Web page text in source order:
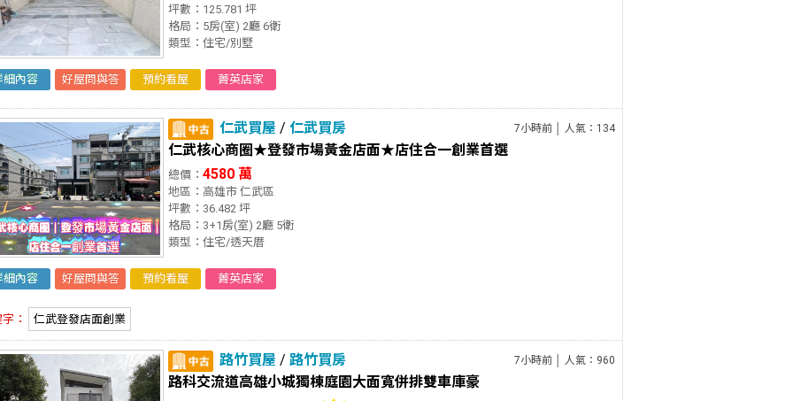
坪數：125.781 坪
格局：5房(室) 2廳 6衛
類型：住宅/別墅
細內容 好屋問與答 預約看屋 菁英店家
仁武買屋 / 仁武買房 7小時前 │ 人氣：134
仁武核心商圈★登發市場黃金店面★店住合一創業首選
總價： 4580 萬
地區：高雄市 仁武區
坪數：36.482 坪
格局：3+1房(室) 2廳 5衛
類型：住宅/透天厝
細內容 好屋問與答 預約看屋 菁英店家
： 仁武登發店面創業
路竹買屋 / 路竹買房 7小時前 │ 人氣：960
路科交流道高雄小城獨棟庭園大面寬併排雙車庫豪